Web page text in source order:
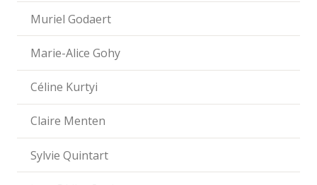
Muriel Godaert
Marie-Alice Gohy
Céline Kurtyi
Claire Menten
Sylvie Quintart